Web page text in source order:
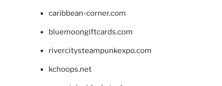
caribbean-corner.com
bluemoongiftcards.com
rivercitysteampunkexpo.com
kchoops.net